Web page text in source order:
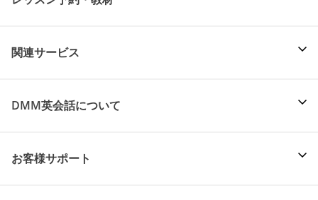
関連サービス
DMM英会話について
お客様サポート